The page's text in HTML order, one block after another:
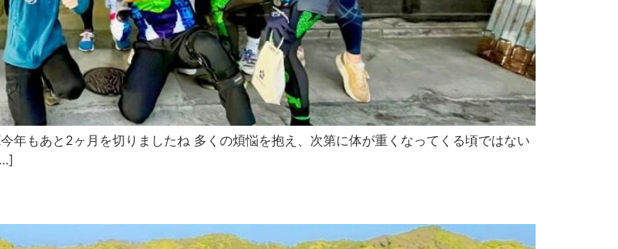
年もあと2ヶ月を切りましたね 多くの煩悩を抱え、次第に体が重くなってくる頃ではない